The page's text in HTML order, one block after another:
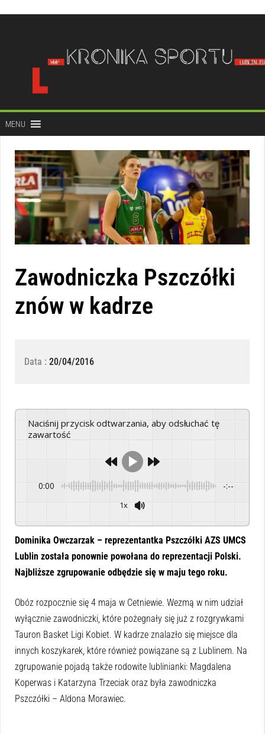
treści
MENU
Zawodniczka Pszczółki
znów w kadrze
Data : 20/04/2016
Naciśnij przycisk odtwarzania, aby odsłuchać tę
zawartość
0:00 -:--
1x
Dominika Owczarzak – reprezentantka Pszczółki AZS UMCS
Lublin została ponownie powołana do reprezentacji Polski.
Najbliższe zgrupowanie odbędzie się w maju tego roku.
Obóz rozpocznie się 4 maja w Cetniewie. Wezmą w nim udział
wyłącznie zawodniczki, które pożegnały się już z rozgrywkami
Tauron Basket Ligi Kobiet. W kadrze znalazło się miejsce dla
innych koszykarek, które również powiązane są z Lublinem. Na
zgrupowanie pojadą także rodowite lublinianki: Magdalena
Koperwas i Katarzyna Trzeciak oraz była zawodniczka
Pszczółki – Aldona Morawiec.